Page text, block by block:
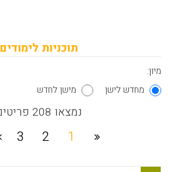
תוכניות לימודים
מיון:
מחדש לישן
מישן לחדש
נמצאו 208 פריטים
1
2
3